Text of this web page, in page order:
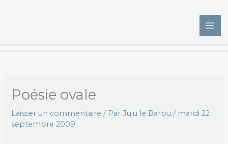
Poésie ovale
Laisser un commentaire / ParJuju le Barbu/ mardi 22
septembre 2009